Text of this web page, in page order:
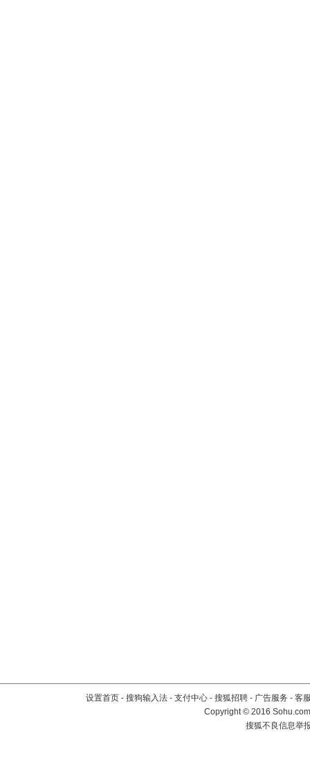
设置首页 - 搜狗输入法 - 支付中心 - 搜狐招聘 - 广告服务 - 客
Copyright©2016
搜狐不良信息举